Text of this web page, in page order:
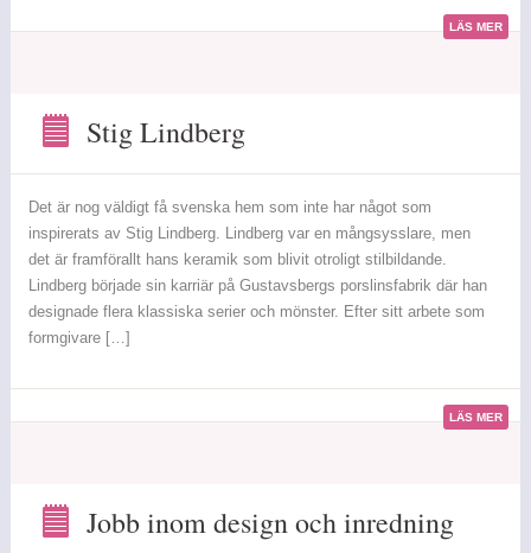
LÄS MER
Stig Lindberg
Det är nog väldigt få svenska hem som inte har något som
inspirerats av Stig Lindberg. Lindberg var en mångsysslare, men
det är framförallt hans keramik som blivit otroligt stilbildande.
Lindberg började sin karriär på Gustavsbergs porslinsfabrik där han
designade flera klassiska serier och mönster. Efter sitt arbete som
formgivare […]
LÄS MER
Jobb inom design och inredning